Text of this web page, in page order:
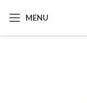
MENU